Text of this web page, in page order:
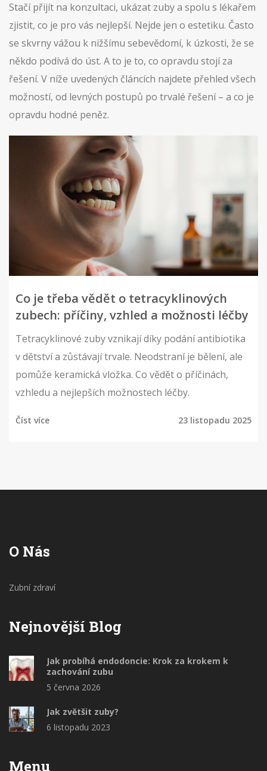
Stačí přijít na konzultaci, ukázat zuby a spolu s lékařem
zjistit, co je pro vás nejlepší. Nejde jen o estetiku. Často
se skvrny vážou k nižšímu sebevědomí, k úzkosti, že se
někdo podívá do úst. A to je to, co opravdu stojí za
řešení. V níže uvedených článcích najdete přehled všech
možností, od levných postupů po trvalé řešení – a co je
opravdu hodné peněz.
Co je třeba vědět o tetracyklinových
zubech: příčiny, vzhled a možnosti léčby
Tetracyklinové zuby vznikají díky podání antibiotika
v dětství a zůstávají trvale. Neodstraní je bělení, ale
pomůže keramická vložka. Co vědět o příčinách,
vzhledu a nejlepších možnostech léčby.
Číst více 23 listopadu 2025
O Nás
Zubní zdraví
Nejnovější Blog
Jak probíhá endodoncie: Krok za krokem k
zachování zubu
5 června 2026
Jak zvětšit zuby?
6 listopadu 2023
Menu